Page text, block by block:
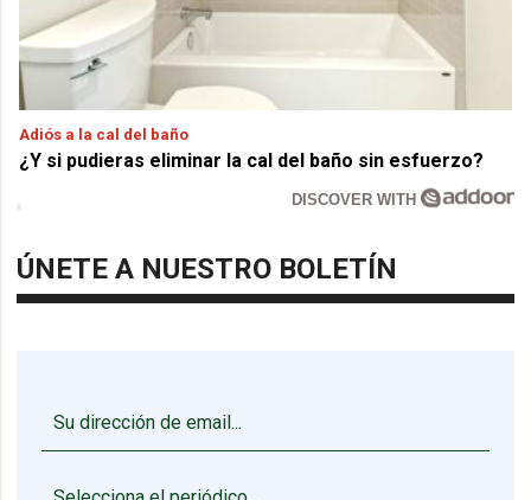
Adiós a la cal del baño
¿Y si pudieras eliminar la cal del baño sin esfuerzo?
DISCOVER WITH
ÚNETE A NUESTRO BOLETÍN